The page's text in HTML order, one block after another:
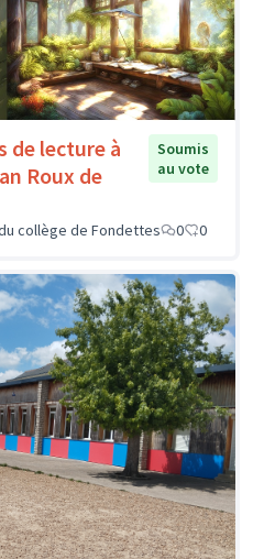
de lecture à
Roux de
Soumis
au vote
collège de Fondettes 0 0